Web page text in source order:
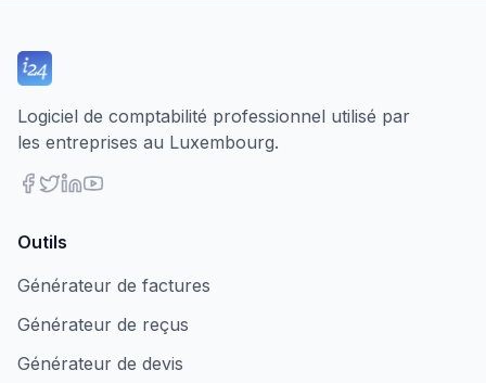
Logiciel de comptabilité professionnel utilisé par
les entreprises au Luxembourg.
Outils
Générateur de factures
Générateur de reçus
Générateur de devis